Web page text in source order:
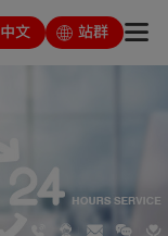
中文 站群